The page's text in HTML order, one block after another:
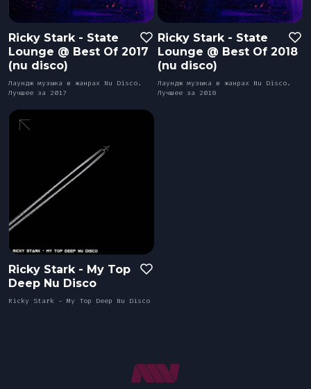
Плейлисты
Event
Bar&Club
DJ BATTLE
Ricky Stark - State
Lounge @ Best Of 2017
(nu disco)
Лаундж музыка в жанрах Nu Disco.
Лучшее за 2017
Ricky Stark - State
Lounge @ Best Of 2018
(nu disco)
Лаундж музыка в жанрах Nu Disco.
Лучшее за 2018
Ricky Stark - My Top
Deep Nu Disco
Ricky Stark - My Top Deep Nu Disco
Очередь
воспроизведения